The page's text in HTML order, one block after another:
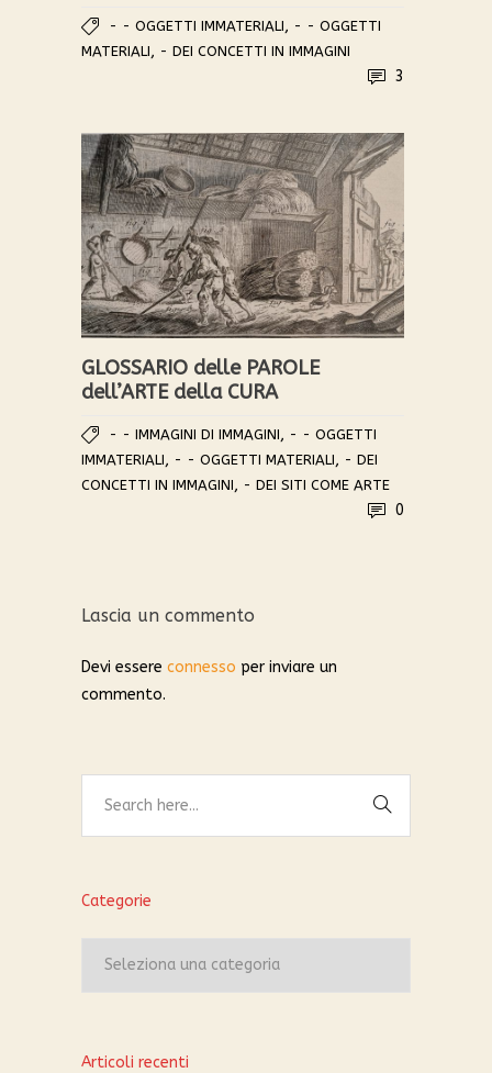
- - OGGETTI IMMATERIALI, - - OGGETTI
MATERIALI, - DEI CONCETTI IN IMMAGINI
3
GLOSSARIO delle PAROLE
dell’ARTE della CURA
- - IMMAGINI DI IMMAGINI, - - OGGETTI
IMMATERIALI, - - OGGETTI MATERIALI, - DEI
CONCETTI IN IMMAGINI, - DEI SITI COME ARTE
0
Lascia un commento
Devi essere connesso per inviare un
commento.
Categorie
Articoli recenti